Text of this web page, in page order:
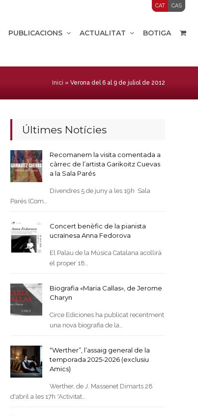
CAT CAS
PUBLICACIONS ACTUALITAT BOTIGA
Inici » Verona del 6 al 9 de juliol de 2012
Últimes Notícies
Recomanem la visita comentada a
càrrec de l’artista Garikoitz Cuevas
a la Sala Parés
Divendres 5 de juny a les 19h Sala
Parés (Com…
Concert benèfic de la pianista
ucraïnesa Anna Fedorova
El Palau de la Música Catalana acollirà
el proper 18…
Biografia «Maria Callas», de Jerome
Charyn
Circe Ediciones ha publicat recentment
una nova biografia de la…
“Werther”, l’assaig general de la
temporada 2025-2026 (exclusiu
Amics)
Werther, de J. Massenet Dimarts 28
d'abril a les 17h *Activitat…